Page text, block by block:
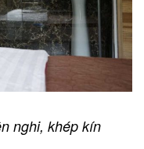
nghi, khép kín